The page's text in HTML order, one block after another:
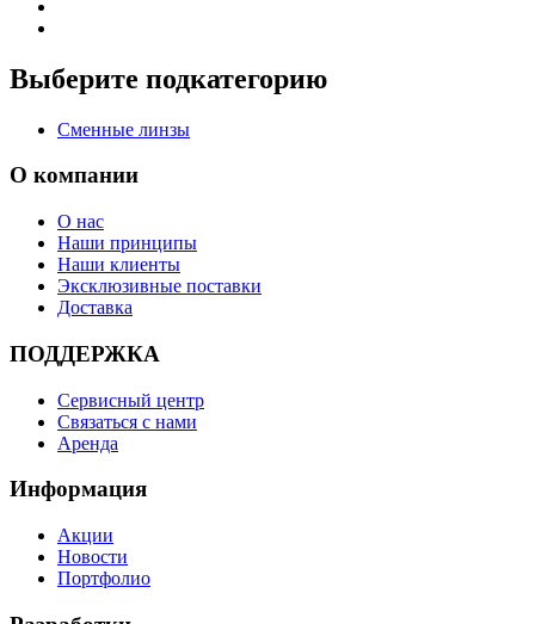
Выберите подкатегорию
Сменные линзы
О компании
О нас
Наши принципы
Наши клиенты
Эксклюзивные поставки
Доставка
ПОДДЕРЖКА
Сервисный центр
Связаться с нами
Аренда
Информация
Акции
Новости
Портфолио